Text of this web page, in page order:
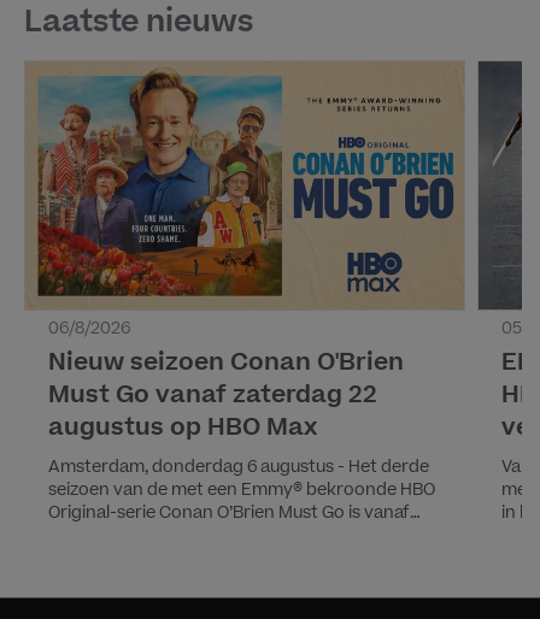
Laatste nieuws
06/8/2026
Nieuw seizoen Conan O'Brien
Must Go vanaf zaterdag 22
augustus op HBO Max
Amsterdam, donderdag 6 augustus - Het derde
seizoen van de met een Emmy® bekroonde HBO
Original-serie Conan O’Brien Must Go is vanaf
naast India, Marokko en de Filipijnen. In deze
05/
Van
met
in
en